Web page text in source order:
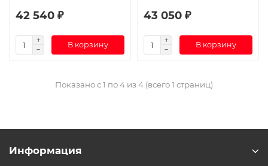
42 540 ₽
В корзину
43 050 ₽
В корзину
Показано с 1 по 4 из 4 (всего 1 страниц)
Информация